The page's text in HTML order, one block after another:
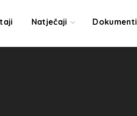
Natječaji Dokumenti